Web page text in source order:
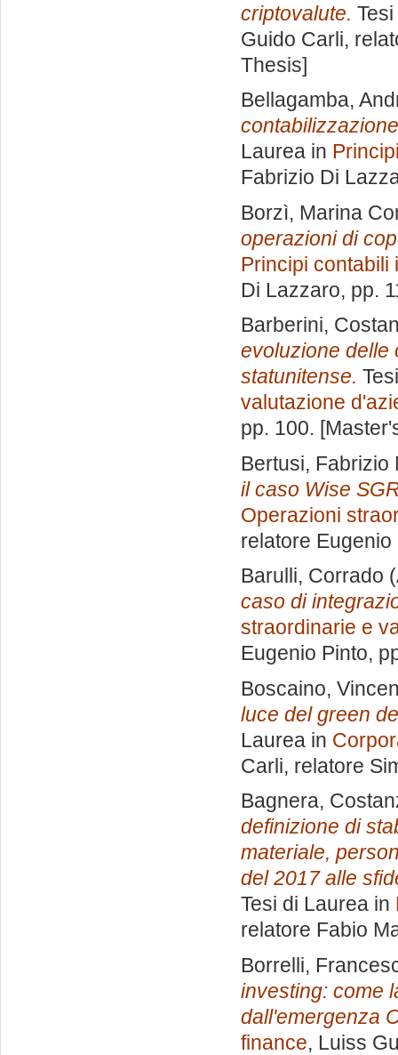
criptovalute.
Guido Carli,
Thesis]
Bellagamba,
Laurea in
Fabrizio Di
Borzì, Marina
operazioni di
Principi contabili
Di Lazzaro, pp.
Barberini,
evoluzione delle
statunitense.
valutazione
pp. 100.
Bertusi, Fabrizio
il caso Wise
Operazioni
relatore Eugenio
Barulli, Corrado
caso di
straordinarie e
Eugenio Pinto,
Boscaino,
luce del green
Laurea in
Carli, relatore
Bagnera,
definizione di
materiale,
del 2017 alle
Tesi di Laurea in
relatore Fabio
Borrelli,
investing: come
dall'emergenza
finance, Luiss